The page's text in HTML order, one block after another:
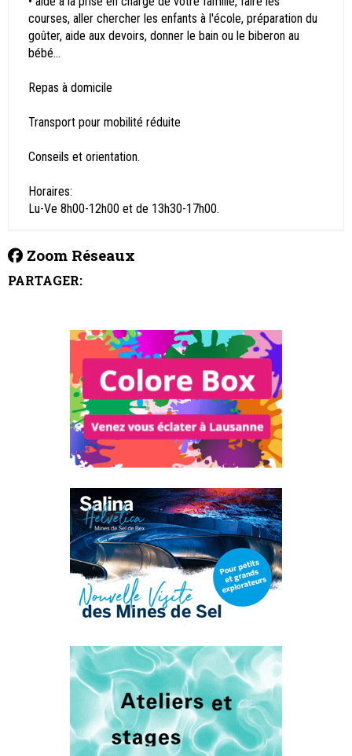
courses, aller chercher les enfants à l'école, préparation du
goûter, aide aux devoirs, donner le bain ou le biberon au
bébé...
Repas à domicile
Transport pour mobilité réduite
Conseils et orientation.
Horaires:
Lu-Ve 8h00-12h00 et de 13h30-17h00.
Zoom Réseaux
PARTAGER: